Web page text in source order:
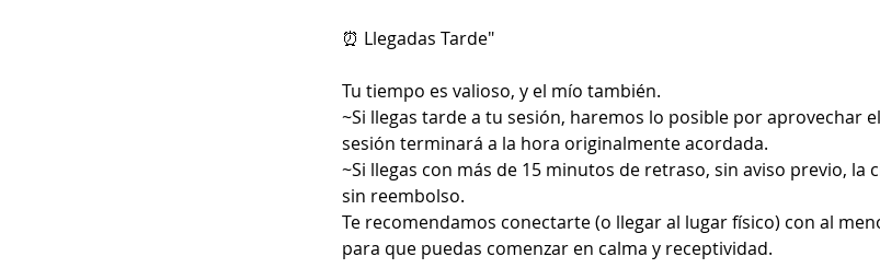
⏰ Llegadas Tarde"
Tu tiempo es valioso, y el mío también.
~Si llegas tarde a tu sesión, haremos lo posible por aprovechar
sesión terminará a la hora originalmente acordada.
~Si llegas con más de 15 minutos de retraso, sin aviso previo, la
sin reembolso.
Te recomendamos conectarte (o llegar al lugar físico) con al
para que puedas comenzar en calma y receptividad.